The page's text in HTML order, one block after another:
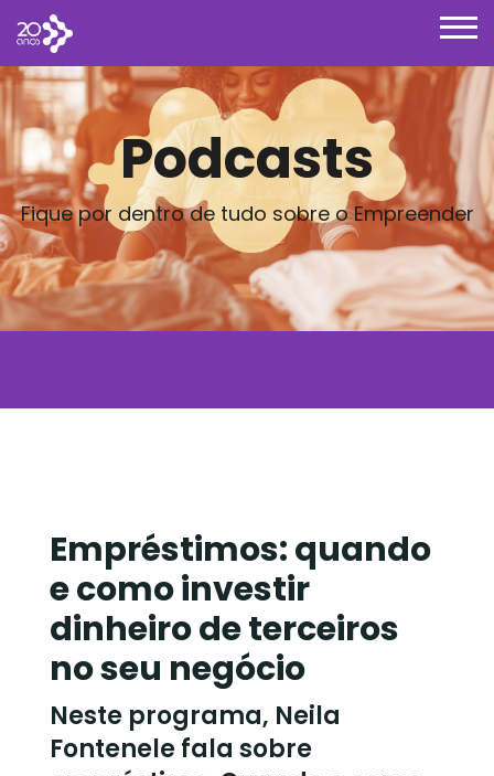
Podcasts
Fique por dentro de tudo sobre o Empreender
Empréstimos: quando
e como investir
dinheiro de terceiros
no seu negócio
Neste programa, Neila
Fontenele fala sobre